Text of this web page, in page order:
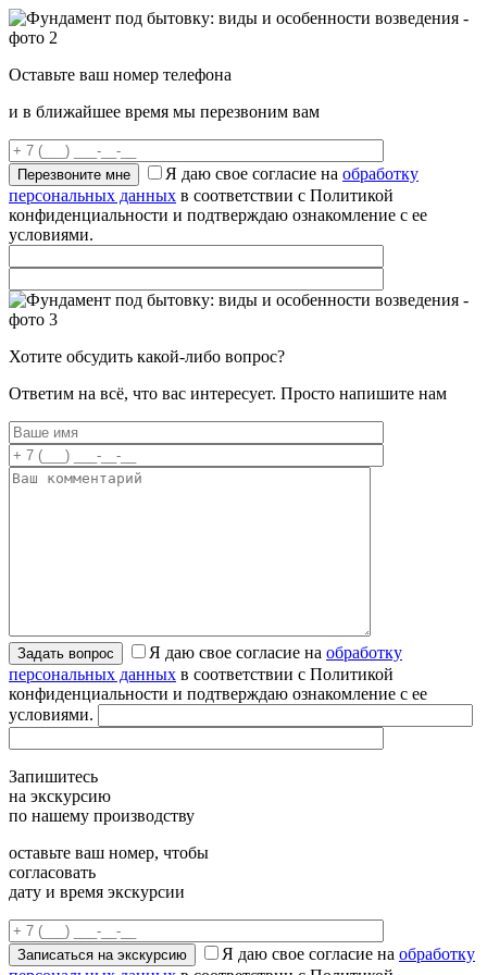
Оставьте ваш номер телефона
и в ближайшее время мы перезвоним вам
Я даю свое согласие на обработку
персональных данных в соответствии с Политикой
конфиденциальности и подтверждаю ознакомление с ее
условиями.
Хотите обсудить какой-либо вопрос?
Ответим на всё, что вас интересует. Просто напишите нам
Я даю свое согласие на обработку
персональных данных в соответствии с Политикой
конфиденциальности и подтверждаю ознакомление с ее
условиями.
Запишитесь
на экскурсию
по нашему производству
оставьте ваш номер, чтобы
согласовать
дату и время экскурсии
Я даю свое согласие на обработку